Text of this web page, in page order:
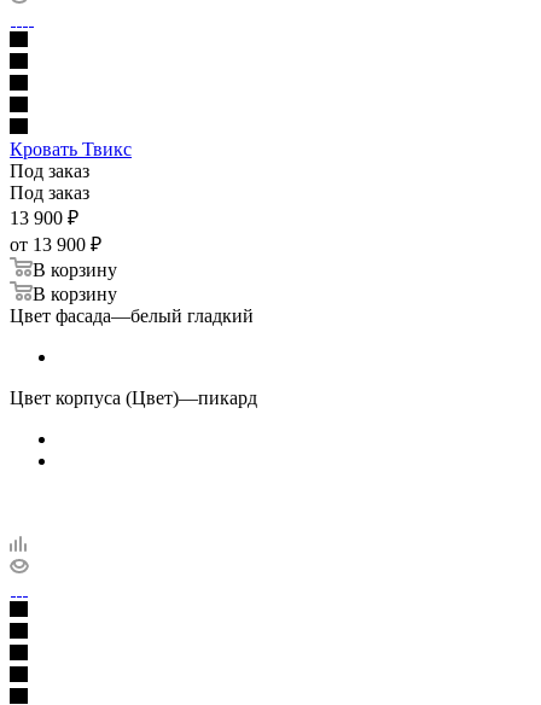
Кровать Твикс
Под заказ
Под заказ
13 900 ₽
от 13 900 ₽
В корзину
В корзину
Цвет фасада—белый гладкий
Цвет корпуса (Цвет)—пикард